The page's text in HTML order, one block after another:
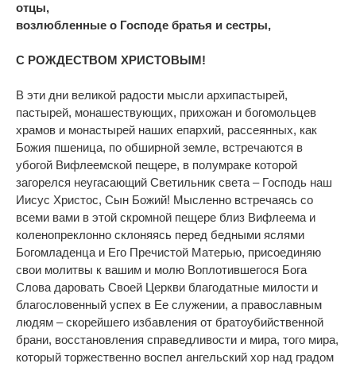
отцы,
возлюбленные о Господе братья и сестры,
С РОЖДЕСТВОМ ХРИСТОВЫМ!
В эти дни великой радости мысли архипастырей,
пастырей, монашествующих, прихожан и богомольцев
храмов и монастырей наших епархий, рассеянных, как
Божия пшеница, по обширной земле, встречаются в
убогой Вифлеемской пещере, в полумраке которой
загорелся неугасающий Светильник света – Господь наш
Иисус Христос, Сын Божий! Мысленно встречаясь со
всеми вами в этой скромной пещере близ Вифлеема и
коленопреклонно склоняясь перед бедными яслями
Богомладенца и Его Пречистой Матерью, присоединяю
свои молитвы к вашим и молю Воплотившегося Бога
Слова даровать Своей Церкви благодатные милости и
благословенный успех в Ее служении, а православным
людям – скорейшего избавления от братоубийственной
брани, восстановления справедливости и мира, того мира,
который торжественно воспел ангельский хор над градом